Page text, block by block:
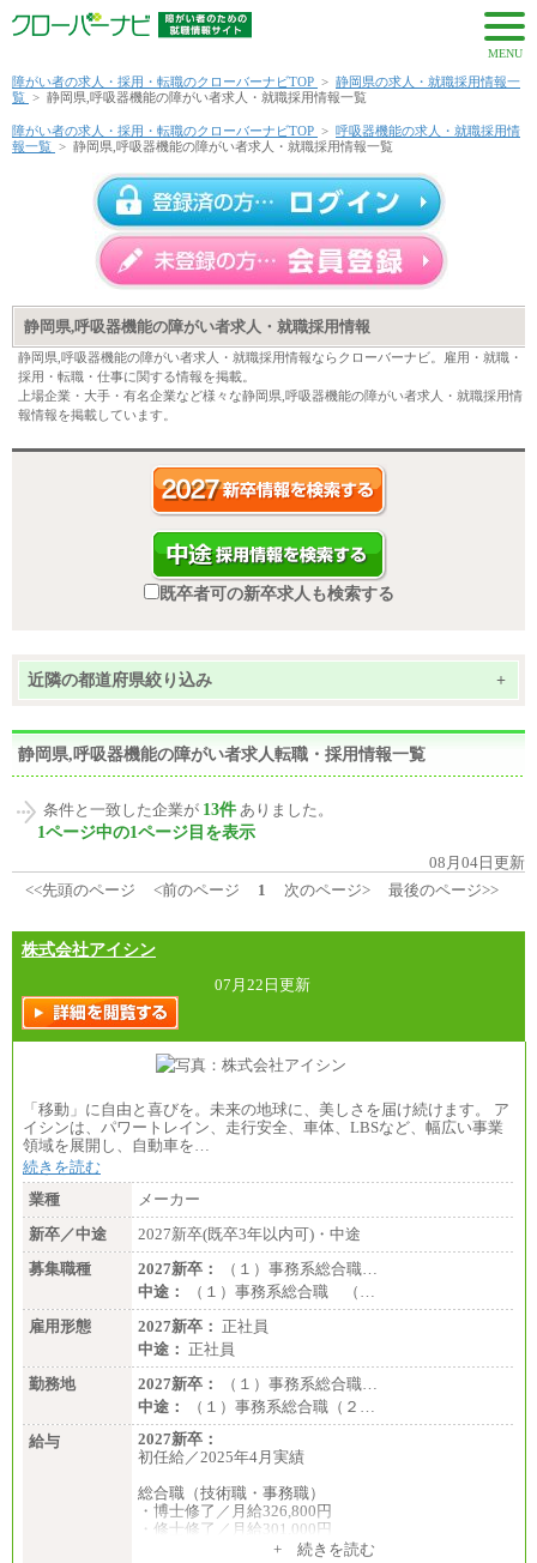
MENU
障がい者の求人・採用・転職のクローバーナビTOP > 静岡県の求人・就職採用情報一
覧 > 静岡県,呼吸器機能の障がい者求人・就職採用情報一覧
障がい者の求人・採用・転職のクローバーナビTOP > 呼吸器機能の求人・就職採用情
報一覧 > 静岡県,呼吸器機能の障がい者求人・就職採用情報一覧
静岡県,呼吸器機能の障がい者求人・就職採用情報
静岡県,呼吸器機能の障がい者求人・就職採用情報ならクローバーナビ。雇用・就職・
採用・転職・仕事に関する情報を掲載。
上場企業・大手・有名企業など様々な静岡県,呼吸器機能の障がい者求人・就職採用情
報情報を掲載しています。
既卒者可の新卒求人も検索する
近隣の都道府県絞り込み +
静岡県,呼吸器機能の障がい者求人転職・採用情報一覧
条件と一致した企業が 13件 ありました。
1ページ中の1ページ目を表示
08月04日更新
<<先頭のページ
<前のページ 1 次のページ> 最後のページ>>
株式会社アイシン
07月22日更新
「移動」に自由と喜びを。未来の地球に、美しさを届け続けます。 ア
イシンは、パワートレイン、走行安全、車体、LBSなど、幅広い事業
領域を展開し、自動車を…
続きを読む
業種
メーカー
新卒／中途
2027新卒(既卒3年以内可)・中途
募集職種
2027新卒：
（１）事務系総合職…
中途：
（１）事務系総合職 （…
雇用形態
2027新卒： 正社員
中途： 正社員
勤務地
2027新卒：
（１）事務系総合職…
中途：
（１）事務系総合職（２…
給与
2027新卒：
初任給／2025年4月実績
総合職（技術職・事務職）
・博士修了／月給326,800円
・修士修了／月給301,000円
・大学卒／月給282,000円+ 続きを読む